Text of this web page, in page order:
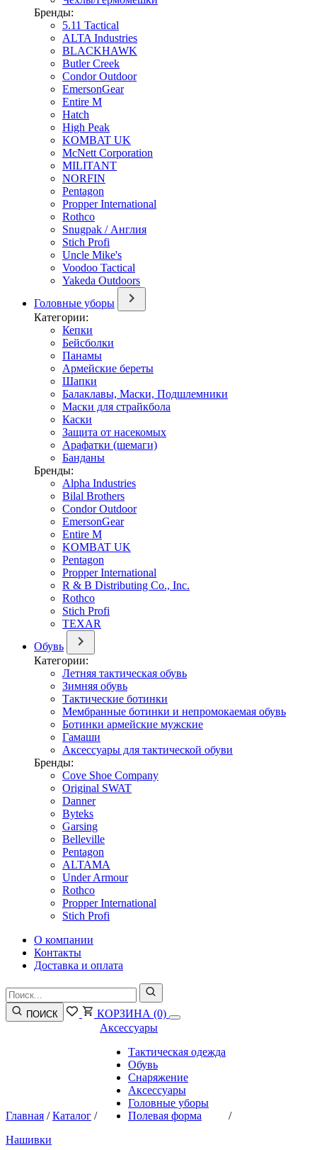
Бренды:
5.11 Tactical
ALTA Industries
BLACKHAWK
Butler Creek
Condor Outdoor
EmersonGear
Entire M
Hatch
High Peak
KOMBAT UK
McNett Corporation
MILITANT
NORFIN
Pentagon
Propper International
Rothco
Snugpak / Англия
Stich Profi
Uncle Mike's
Voodoo Tactical
Yakeda Outdoors
Головные уборы
Категории:
Кепки
Бейсболки
Панамы
Армейские береты
Шапки
Балаклавы, Маски, Подшлемники
Маски для страйкбола
Каски
Защита от насекомых
Арафатки (шемаги)
Банданы
Бренды:
Alpha Industries
Bilal Brothers
Condor Outdoor
EmersonGear
Entire M
KOMBAT UK
Pentagon
Propper International
R & B Distributing Co., Inc.
Rothco
Stich Profi
TEXAR
Обувь
Категории:
Летняя тактическая обувь
Зимняя обувь
Тактические ботинки
Мембранные ботинки и непромокаемая обувь
Ботинки армейские мужские
Гамаши
Аксессуары для тактической обуви
Бренды:
Cove Shoe Company
Original SWAT
Danner
Byteks
Garsing
Belleville
Pentagon
ALTAMA
Under Armour
Rothco
Propper International
Stich Profi
О компании
Контакты
Доставка и оплата
ПОИСК КОРЗИНА (0)
Главная /Каталог /
Аксессуары
Тактическая одежда
Обувь
Снаряжение
Аксессуары
Головные уборы
Полевая форма
/
Нашивки